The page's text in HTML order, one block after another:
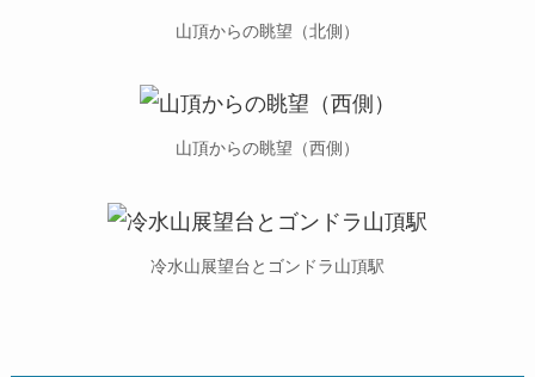
山頂からの眺望（北側）
山頂からの眺望（西側）
冷水山展望台とゴンドラ山頂駅